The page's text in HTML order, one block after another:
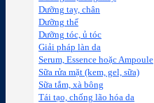
Dưỡng tay, chân
Dưỡng thể
Dưỡng tóc, ủ tóc
Giải pháp làn da
Serum, Essence hoặc Ampoule
Sữa rửa mặt (kem, gel, sữa)
Sữa tắm, xà bông
Tái tạo, chống lão hóa da